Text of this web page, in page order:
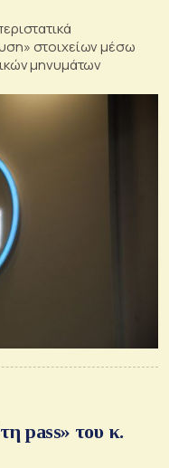
στοιχείων μέσω
μηνυμάτων
pass» του κ.